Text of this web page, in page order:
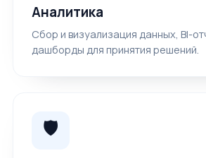
Аналитика
Сбор и визуализация данных, BI-
дашборды для принятия решений.
🛡️